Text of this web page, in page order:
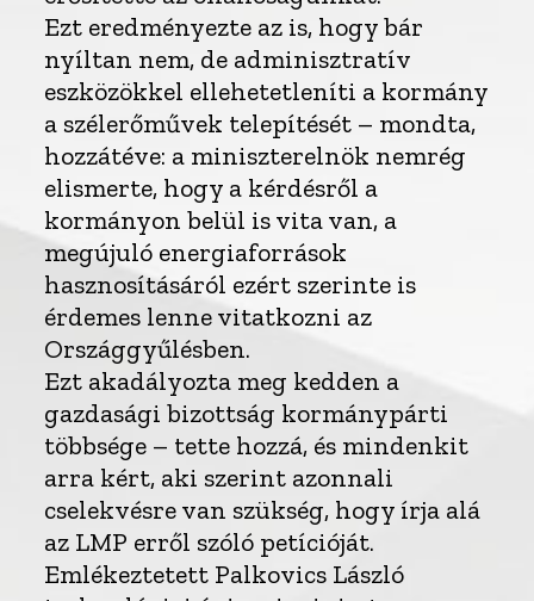
Ezt eredményezte az is, hogy bár
nyíltan nem, de adminisztratív
eszközökkel ellehetetleníti a kormány
a szélerőművek telepítését – mondta,
hozzátéve: a miniszterelnök nemrég
elismerte, hogy a kérdésről a
kormányon belül is vita van, a
megújuló energiaforrások
hasznosításáról ezért szerinte is
érdemes lenne vitatkozni az
Országgyűlésben.
Ezt akadályozta meg kedden a
gazdasági bizottság kormánypárti
többsége – tette hozzá, és mindenkit
arra kért, aki szerint azonnali
cselekvésre van szükség, hogy írja alá
az LMP erről szóló petícióját.
Emlékeztetett Palkovics László